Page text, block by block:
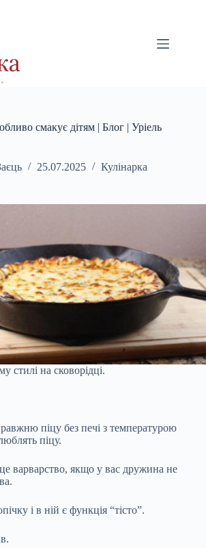
смакує дітям | Блог | Уріель
25.07.2025 Кулінарка
стилі на сковорідці.
піцу без печі з температурою
піцу.
варварство, якщо у вас дружина не
і в ній є функція “тісто”.